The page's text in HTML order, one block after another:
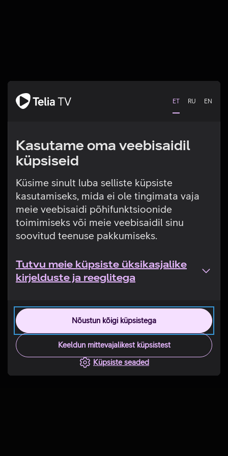
ET RU EN
Kasutame oma veebisaidil
küpsiseid
Küsime sinult luba selliste küpsiste
kasutamiseks, mida ei ole tingimata vaja
meie veebisaidi põhifunktsioonide
toimimiseks või meie veebisaidil sinu
soovitud teenuse pakkumiseks.
Tutvu meie küpsiste üksikasjalike
kirjelduste ja reeglitega
Nõustun kõigi küpsistega
Keeldun mittevajalikest küpsistest
Küpsiste seaded
Tehniline viga